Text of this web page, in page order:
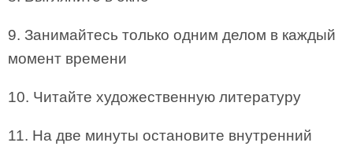
9. Занимайтесь только одним делом в каждый
момент времени
10. Читайте художественную литературу
11. На две минуты остановите внутренний